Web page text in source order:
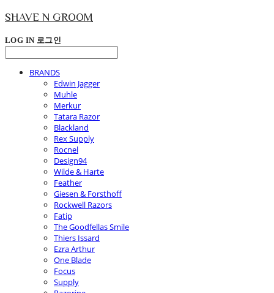
SHAVE N GROOM
LOG IN 로그인
BRANDS
Edwin Jagger
Muhle
Merkur
Tatara Razor
Blackland
Rex Supply
Rocnel
Design94
Wilde & Harte
Feather
Giesen & Forsthoff
Rockwell Razors
Fatip
The Goodfellas Smile
Thiers Issard
Ezra Arthur
One Blade
Focus
Supply